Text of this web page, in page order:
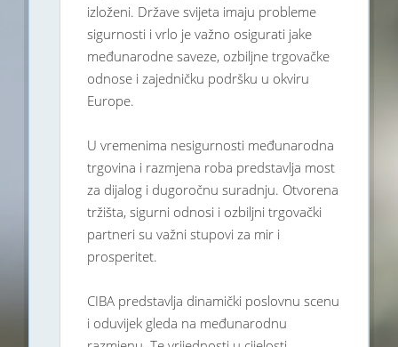
izloženi. Države svijeta imaju probleme
sigurnosti i vrlo je važno osigurati jake
međunarodne saveze, ozbiljne trgovačke
odnose i zajedničku podršku u okviru
Europe.
U vremenima nesigurnosti međunarodna
trgovina i razmjena roba predstavlja most
za dijalog i dugoročnu suradnju. Otvorena
tržišta, sigurni odnosi i ozbiljni trgovački
partneri su važni stupovi za mir i
prosperitet.
CIBA predstavlja dinamički poslovnu scenu
i oduvijek gleda na međunarodnu